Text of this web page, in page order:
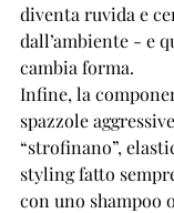
diventa ruvida e
dall’ambiente - e
cambia forma.
Infine, la
spazzole
“strofinano”,
styling fatto
con uno shampoo